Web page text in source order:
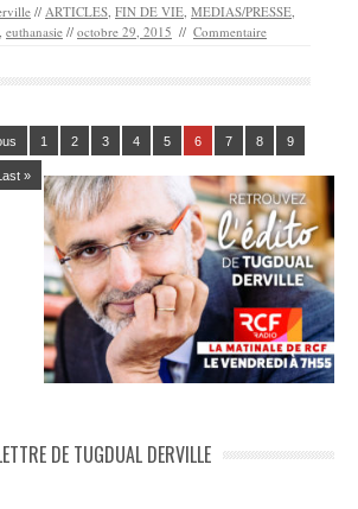
// ARTICLES FIN DE VIE MEDIAS/PRESSE
euthanasie // octobre 29, 2015 // Commentaire
1 2 3 4 5 6 7 8 9
»
DE TUGDUAL DERVILLE